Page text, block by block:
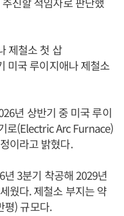
제철소 첫 삽
미국 루이지애나 제철소
년 상반기 중 미국 루이
로(Electric Arc Furnace)
이라고 밝혔다.
3분기 착공해 2029년
웠다. 제철소 부지는 약
평) 규모다.